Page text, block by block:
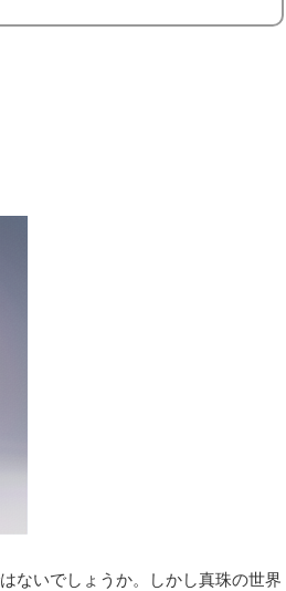
ないでしょうか。しかし真珠の世界